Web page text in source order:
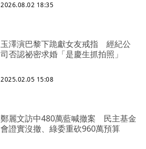
2026.08.02 18:35
玉澤演巴黎下跪獻女友戒指 經紀公
司否認祕密求婚「是慶生抓拍照」
2025.02.05 15:08
鄭麗文訪中480萬藍喊撤案 民主基金
會證實沒撤、綠委重砍960萬預算